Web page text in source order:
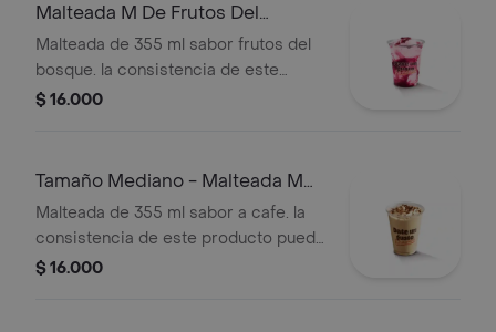
Malteada M De Frutos Del
Bosque
Malteada de 355 ml sabor frutos del
bosque. la consistencia de este
producto puede variar debido al
$ 16.000
Tamaño Mediano - Malteada M
De Café
Malteada de 355 ml sabor a cafe. la
consistencia de este producto puede
variar debido al tiempo de entrega
$ 16.000